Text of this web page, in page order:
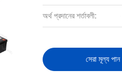
অর্থ প্রদানের শর্তাবলী:
সেরা মূল্য পান